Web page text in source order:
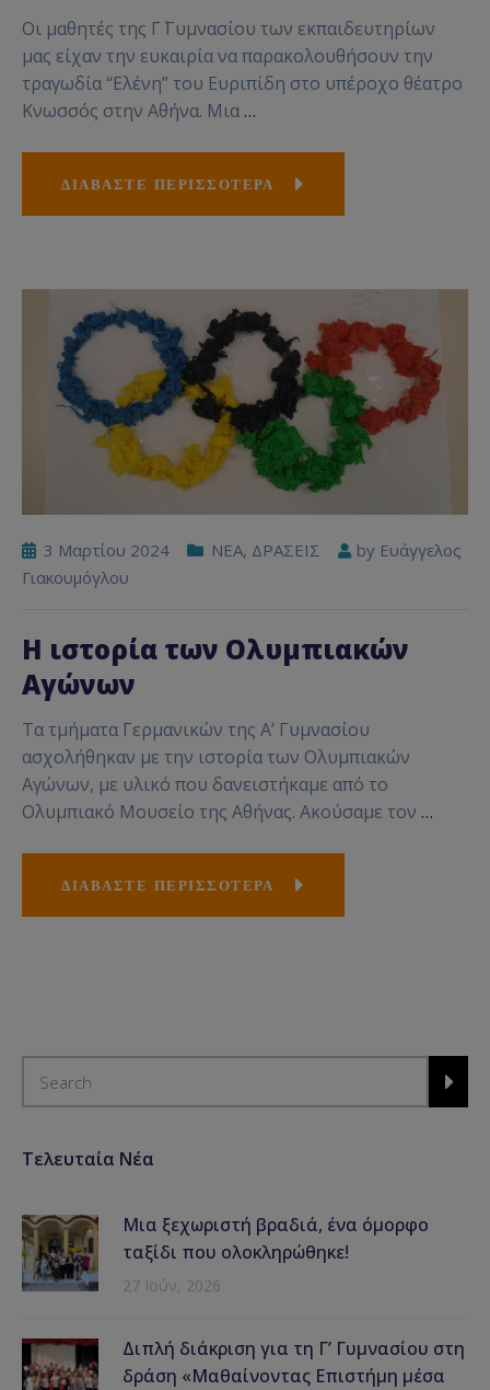
Οι μαθητές της Γ΄ Γυμνασίου των εκπαιδευτηρίων
μας είχαν την ευκαιρία να παρακολουθήσουν την
τραγωδία “Ελένη” του Ευριπίδη στο υπέροχο θέατρο
Κνωσσός στην Αθήνα. Μια …
ΔΙΑΒΑΣΤΕ ΠΕΡΙΣΣΟΤΕΡΑ
3 Μαρτίου 2024 NEA, ΔΡΑΣΕΙΣ by Ευάγγελος
Γιακουμόγλου
Η ιστορία των Ολυμπιακών
Αγώνων
Τα τμήματα Γερμανικών της Α’ Γυμνασίου
ασχολήθηκαν με την ιστορία των Ολυμπιακών
Αγώνων, με υλικό που δανειστήκαμε από το
Ολυμπιακό Μουσείο της Αθήνας. Ακούσαμε τον …
ΔΙΑΒΑΣΤΕ ΠΕΡΙΣΣΟΤΕΡΑ
Τελευταία Νέα
Μια ξεχωριστή βραδιά, ένα όμορφο
ταξίδι που ολοκληρώθηκε!
27 Ιούν, 2026
Διπλή διάκριση για τη Γ’ Γυμνασίου στη
δράση «Μαθαίνοντας Επιστήμη μέσα